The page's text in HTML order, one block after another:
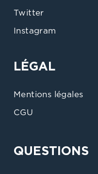
Twitter
Instagram
LÉGAL
Mentions légales
CGU
QUESTIONS